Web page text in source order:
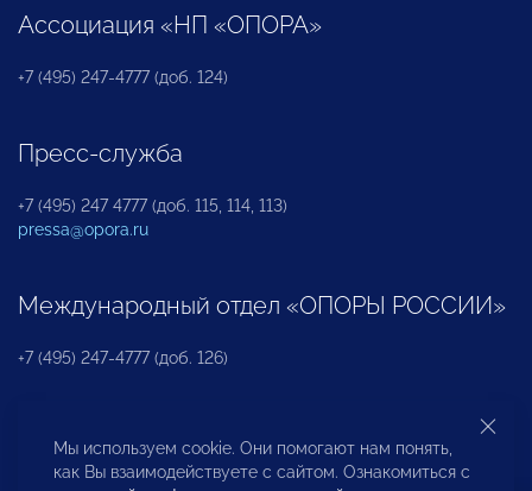
Ассоциация «НП «ОПОРА»
+7 (495) 247-4777 (доб. 124)
Пресс-служба
+7 (495) 247 4777 (доб. 115, 114, 113)
pressa@opora.ru
Международный отдел «ОПОРЫ РОССИИ»
+7 (495) 247-4777 (доб. 126)
Бюро по защите прав предпринимателей и
инвесторов
Мы используем cookie. Они помогают нам понять,
как Вы взаимодействуете с сайтом. Ознакомиться с